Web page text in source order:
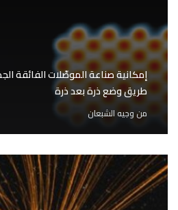
إمكانية صناعة الموصّلات الفائقة
طريق وضع ذرة بعد ذرة
منوجيه الشبعان